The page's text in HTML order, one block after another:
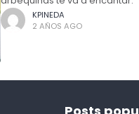
KPINEDA
2 AÑOS AGO